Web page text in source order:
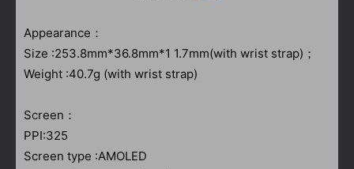
Appearance：
Size :253.8mm*36.8mm*1 1.7mm(with wrist strap)；
Weight :40.7g (with wrist strap)
Screen：
PPI:325
Screen type :AMOLED